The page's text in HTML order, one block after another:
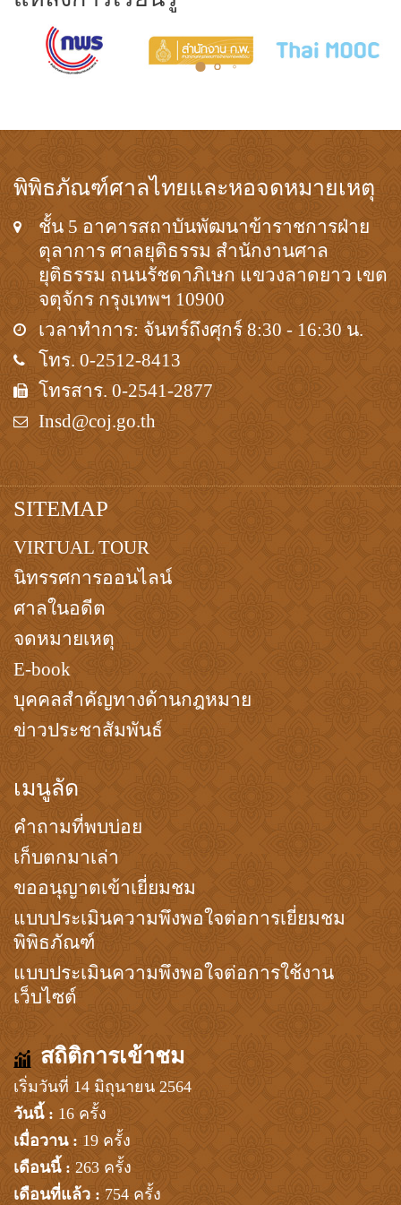
พิพิธภัณฑ์ศาลไทยและหอจดหมายเหตุ
ชั้น 5 อาคารสถาบันพัฒนาข้าราชการฝ่าย
ตุลาการ ศาลยุติธรรม สำนักงานศาล
ยุติธรรม ถนนรัชดาภิเษก แขวงลาดยาว เขต
จตุจักร กรุงเทพฯ 10900
เวลาทำการ: จันทร์ถึงศุกร์ 8:30 - 16:30 น.
โทร. 0-2512-8413
โทรสาร. 0-2541-2877
Insd@coj.go.th
SITEMAP
VIRTUAL TOUR
นิทรรศการออนไลน์
ศาลในอดีต
จดหมายเหตุ
E-book
บุคคลสำคัญทางด้านกฎหมาย
ข่าวประชาสัมพันธ์
เมนูลัด
คำถามที่พบบ่อย
เก็บตกมาเล่า
ขออนุญาตเข้าเยี่ยมชม
แบบประเมินความพึงพอใจต่อการเยี่ยมชม
พิพิธภัณฑ์
แบบประเมินความพึงพอใจต่อการใช้งาน
เว็บไซต์
สถิติการเข้าชม
เริ่มวันที่ 14 มิถุนายน 2564
วันนี้ : 16 ครั้ง
เมื่อวาน : 19 ครั้ง
เดือนนี้ : 263 ครั้ง
เดือนที่แล้ว : 754 ครั้ง